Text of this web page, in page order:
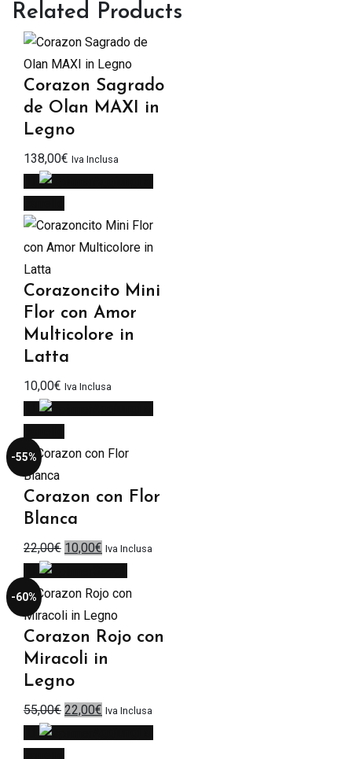
Related Products
Corazon Sagrado
de Olan MAXI in
Legno
138,00€ Iva Inclusa
Corazoncito Mini
Flor con Amor
Multicolore in
Latta
10,00€ Iva Inclusa
-55%
Corazon con Flor
Blanca
22,00€ Il
originale
era:
22,00€.
10,00€ Il
attuale
è:
10,00€.
Iva Inclusa
-60%
Corazon Rojo con
Miracoli in
Legno
55,00€ Il
originale
22,00€ IlIva Inclusa